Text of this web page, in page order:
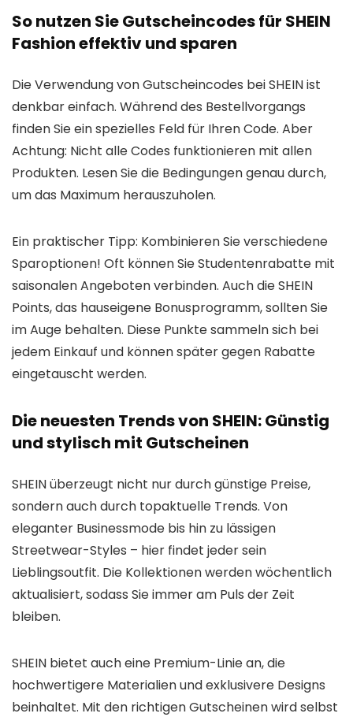
So nutzen Sie Gutscheincodes für SHEIN
Fashion effektiv und sparen
Die Verwendung von Gutscheincodes bei SHEIN ist
denkbar einfach. Während des Bestellvorgangs
finden Sie ein spezielles Feld für Ihren Code. Aber
Achtung: Nicht alle Codes funktionieren mit allen
Produkten. Lesen Sie die Bedingungen genau durch,
um das Maximum herauszuholen.
Ein praktischer Tipp: Kombinieren Sie verschiedene
Sparoptionen! Oft können Sie Studentenrabatte mit
saisonalen Angeboten verbinden. Auch die SHEIN
Points, das hauseigene Bonusprogramm, sollten Sie
im Auge behalten. Diese Punkte sammeln sich bei
jedem Einkauf und können später gegen Rabatte
eingetauscht werden.
Die neuesten Trends von SHEIN: Günstig
und stylisch mit Gutscheinen
SHEIN überzeugt nicht nur durch günstige Preise,
sondern auch durch topaktuelle Trends. Von
eleganter Businessmode bis hin zu lässigen
Streetwear-Styles – hier findet jeder sein
Lieblingsoutfit. Die Kollektionen werden wöchentlich
aktualisiert, sodass Sie immer am Puls der Zeit
bleiben.
SHEIN bietet auch eine Premium-Linie an, die
hochwertigere Materialien und exklusivere Designs
beinhaltet. Mit den richtigen Gutscheinen wird selbst